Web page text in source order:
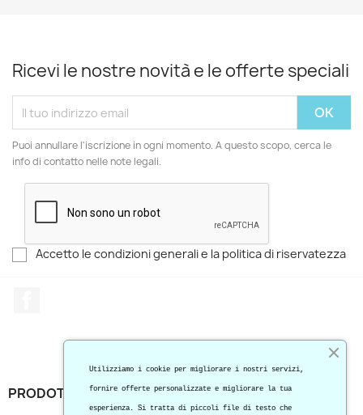
Ricevi le nostre novità e le offerte speciali
Puoi annullare l'iscrizione in ogni momento. A questo scopo, cerca le
info di contatto nelle note legali.
Accetto le condizioni generali e la politica di riservatezza
PRODOTTI
Utilizziamo i cookie per migliorare i nostri servizi,
fornire offerte personalizzate e migliorare la tua
esperienza. Si tratta di piccoli file di testo che